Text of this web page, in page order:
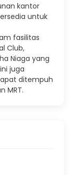
kantor
untuk
fasilitas
Club,
Niaga yang
juga
ditempuh
MRT.